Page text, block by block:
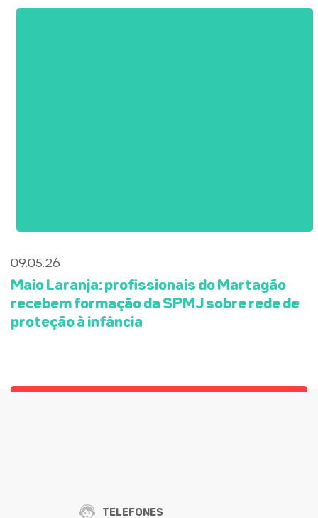
09.05.26
Maio Laranja: profissionais do Martagão
recebem formação da SPMJ sobre rede de
proteção à infância
TELEFONES